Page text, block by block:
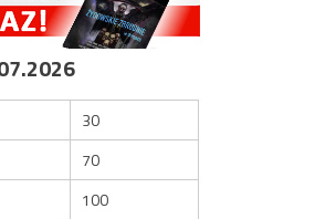
30
70
100